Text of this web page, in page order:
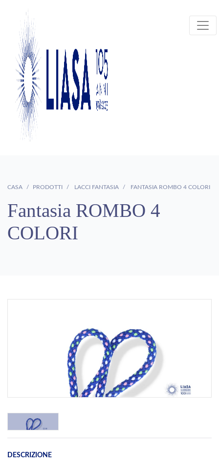
CASA PRODOTTI LACCI FANTASIA FANTASIA ROMBO 4 COLORI
Fantasia ROMBO 4
COLORI
DESCRIZIONE